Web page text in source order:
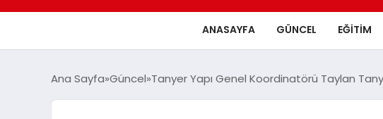
ANASAYFA GÜNCEL EĞITIM
Ana Sayfa Güncel Tanyer Yapı Genel Koordinatörü Taylan